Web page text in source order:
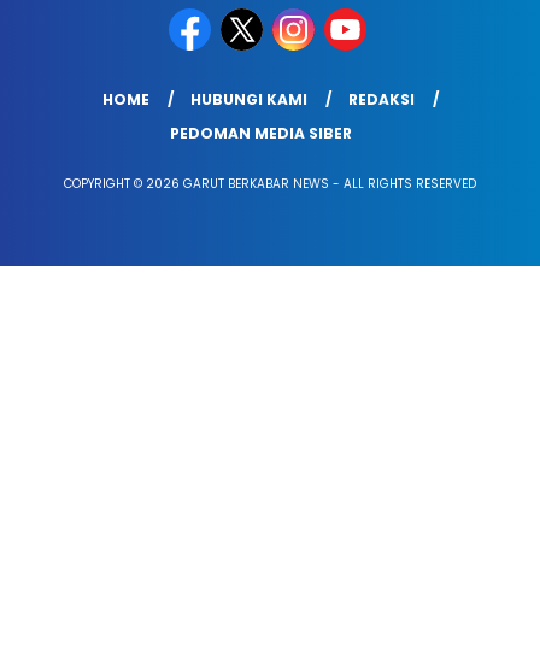
HOME HUBUNGI KAMI
REDAKSI
PEDOMAN MEDIA SIBER
COPYRIGHT © 2026 GARUT BERKABAR NEWS - ALL RIGHTS RESERVED